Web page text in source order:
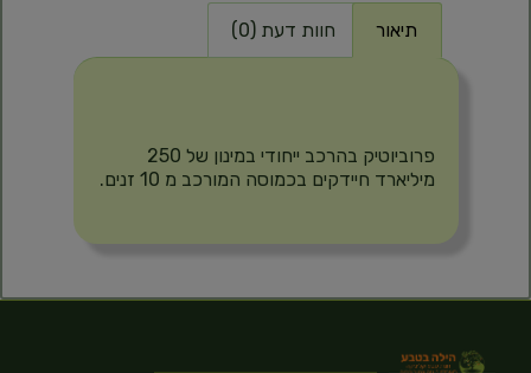
תיאור חוות דעת (0)
פרוביוטיק בהרכב ייחודי במינון של 250
מיליארד חיידקים בכמוסה המורכב מ 10 זנים.